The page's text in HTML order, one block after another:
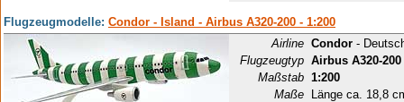
Flugzeugmodelle: Condor - Island - Airbus A320-200 - 1:200
Airline Condor -
Flugzeugtyp Airbus A320-200
Maßstab 1:200
Maße
Länge ca. 18,8